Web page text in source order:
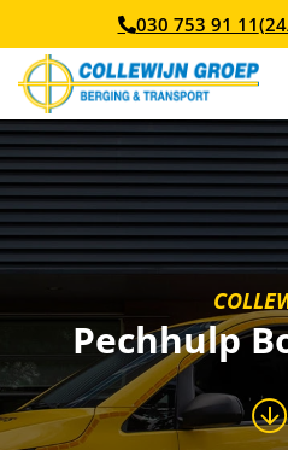
030 753 91 11
Pechhulp